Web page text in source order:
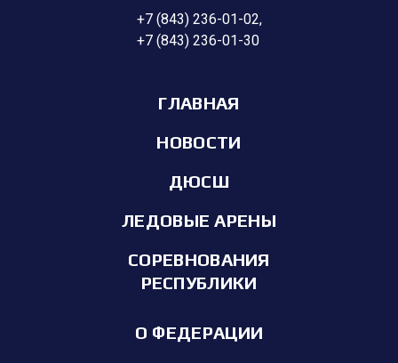
+7 (843) 236-01-02,
+7 (843) 236-01-30
ГЛАВНАЯ
НОВОСТИ
ДЮСШ
ЛЕДОВЫЕ АРЕНЫ
СОРЕВНОВАНИЯ
РЕСПУБЛИКИ
О ФЕДЕРАЦИИ